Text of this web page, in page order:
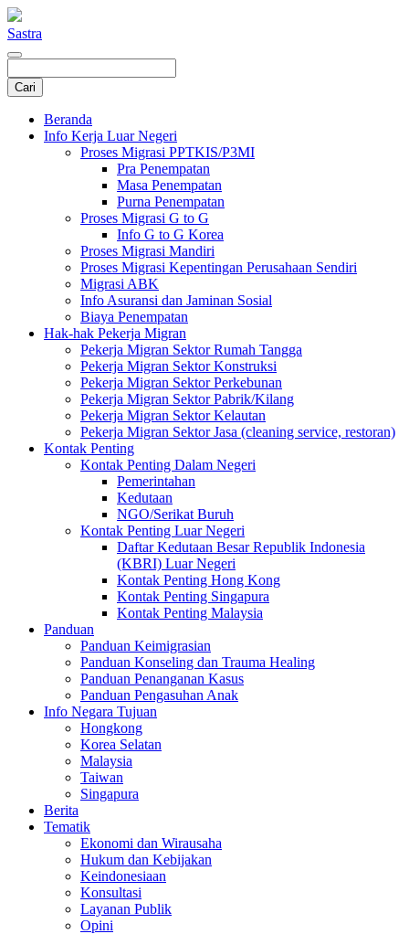
Sastra
Beranda
Info Kerja Luar Negeri
Proses Migrasi PPTKIS/P3MI
Pra Penempatan
Masa Penempatan
Purna Penempatan
Proses Migrasi G to G
Info G to G Korea
Proses Migrasi Mandiri
Proses Migrasi Kepentingan Perusahaan Sendiri
Migrasi ABK
Info Asuransi dan Jaminan Sosial
Biaya Penempatan
Hak-hak Pekerja Migran
Pekerja Migran Sektor Rumah Tangga
Pekerja Migran Sektor Konstruksi
Pekerja Migran Sektor Perkebunan
Pekerja Migran Sektor Pabrik/Kilang
Pekerja Migran Sektor Kelautan
Pekerja Migran Sektor Jasa (cleaning service, restoran)
Kontak Penting
Kontak Penting Dalam Negeri
Pemerintahan
Kedutaan
NGO/Serikat Buruh
Kontak Penting Luar Negeri
Daftar Kedutaan Besar Republik Indonesia
(KBRI) Luar Negeri
Kontak Penting Hong Kong
Kontak Penting Singapura
Kontak Penting Malaysia
Panduan
Panduan Keimigrasian
Panduan Konseling dan Trauma Healing
Panduan Penanganan Kasus
Panduan Pengasuhan Anak
Info Negara Tujuan
Hongkong
Korea Selatan
Malaysia
Taiwan
Singapura
Berita
Tematik
Ekonomi dan Wirausaha
Hukum dan Kebijakan
Keindonesiaan
Konsultasi
Layanan Publik
Opini